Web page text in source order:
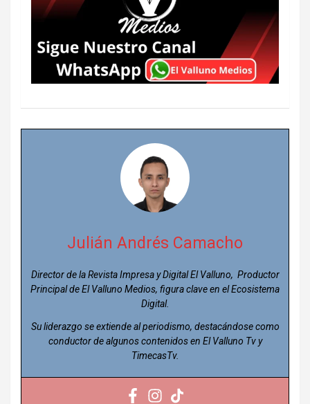
Julián Andrés Camacho
Director de la Revista Impresa y Digital El Valluno, Productor
Principal de El Valluno Medios, figura clave en el Ecosistema
Digital.
Su liderazgo se extiende al periodismo, destacándose como
conductor de algunos contenidos en El Valluno Tv y
TimecasTv.